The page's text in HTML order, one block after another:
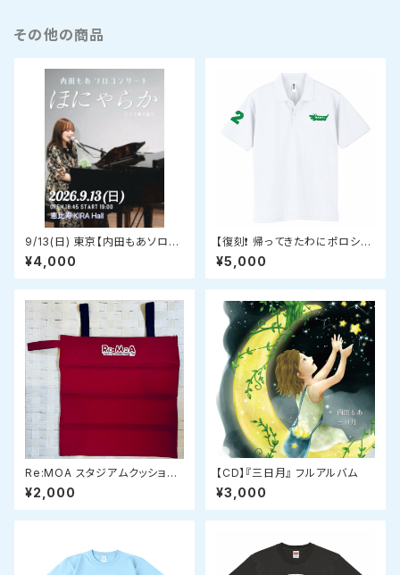
その他の商品
9/13(日) 東京【内田もあソロコ
ンサート】『ほにゃらか』〜ピアノ
弾き語りライブ〜 チケット
¥4,000
【復刻❗️ 帰ってきたわにポロシャ
ツ】 オリジナルデザインドライポ
ロシャツ ホワイト
¥5,000
Re:MOA スタジアムクッショ
ン レッド
¥2,000
【CD】『三日月』 フルアルバム
¥3,000